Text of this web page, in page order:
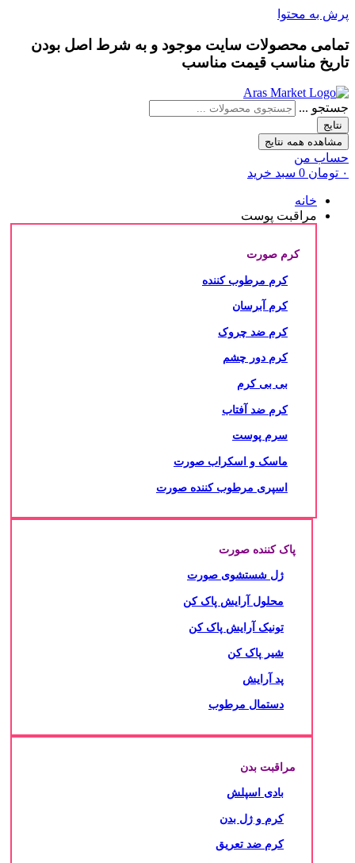
پرش به محتوا
تمامی محصولات سایت موجود و به شرط اصل بودن
تاریخ مناسب قیمت مناسب
جستجو ...
نتایج
مشاهده همه نتایج
حساب من
۰ تومان 0 سبد خرید
خانه
مراقبت پوست
کرم صورت
کرم مرطوب کننده
کرم آبرسان
کرم ضد چروک
کرم دور چشم
بی بی کرم
کرم ضد آفتاب
سرم پوست
ماسک و اسکراب صورت
اسپری مرطوب کننده صورت
پاک کننده صورت
ژل شستشوی صورت
محلول آرایش پاک کن
تونیک آرایش پاک کن
شیر پاک کن
پد آرایش
دستمال مرطوب
مراقبت بدن
بادی اسپلش
کرم و ژل بدن
کرم ضد تعریق